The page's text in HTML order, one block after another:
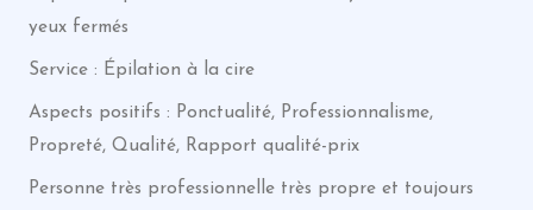
yeux fermés
Service : Épilation à la cire
Aspects positifs : Ponctualité, Professionnalisme,
Propreté, Qualité, Rapport qualité-prix
Personne très professionnelle très propre et toujours